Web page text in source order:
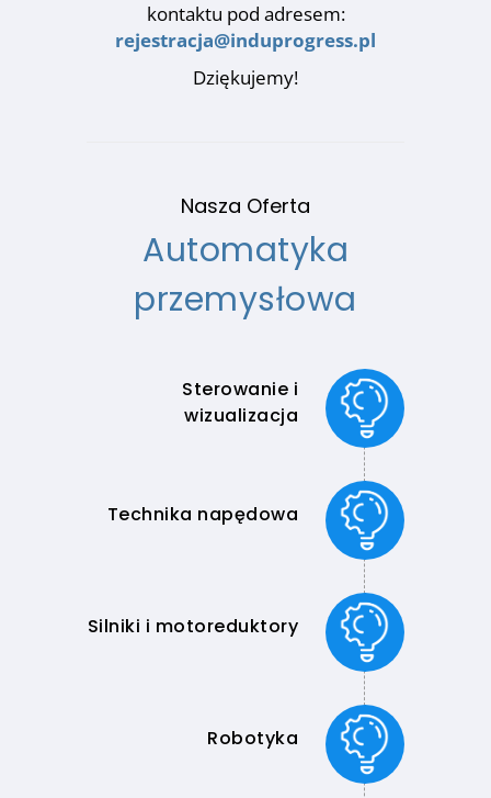
kontaktu pod adresem:
rejestracja@induprogress.pl
Dziękujemy!
Nasza Oferta
Automatyka
przemysłowa
Sterowanie i
wizualizacja
Technika napędowa
Silniki i motoreduktory
Robotyka